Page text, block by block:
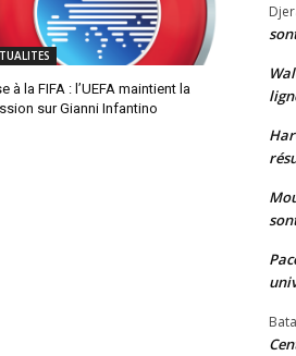
à la FIFA : l’UEFA maintient la
sur Gianni Infantino